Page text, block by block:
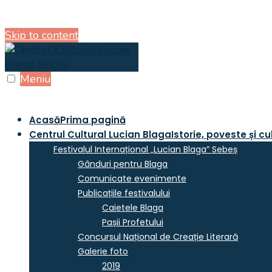
Skip to content
Meniu
AcasăPrima pagină
Centrul Cultural Lucian BlagaIstorie, poveste și
Festivalul Internațional „Lucian Blaga” Sebeș
Gânduri pentru Blaga
Comunicate evenimente
Publicațiile festivalului
Caietele Blaga
Pașii Profetului
Concursul Național de Creație Literară
Galerie foto
2019